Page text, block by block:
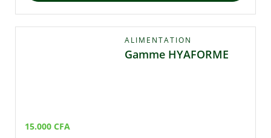
ALIMENTATION
Gamme HYAFORME
15.000 CFA